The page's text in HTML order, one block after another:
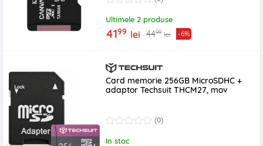
Ultimele 2 produse
4199 lei 4499 lei -6%
Card memorie 256GB MicroSDHC +
adaptor Techsuit THCM27, mov
(0)
In stoc